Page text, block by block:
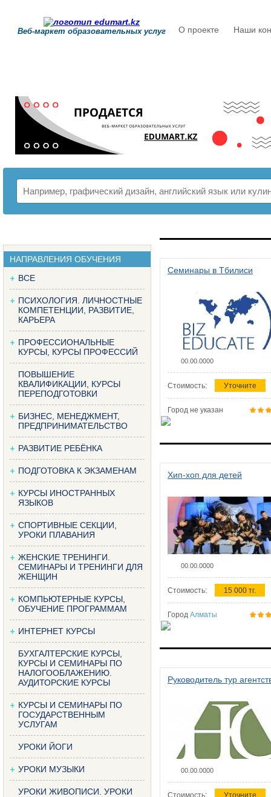
Веб-маркет образовательных услуг О проекте Наши
НАПРАВЛЕНИЯ ОБУЧЕНИЯ
ВСЕ
ПСИХОЛОГИЯ. ЛИЧНОСТНЫЕ
КОМПЕТЕНЦИИ, РАЗВИТИЕ,
КАРЬЕРА
ПРОФЕССИОНАЛЬНЫЕ
КУРСЫ, КУРСЫ ПРОФЕССИЙ
ПОВЫШЕНИЕ
КВАЛИФИКАЦИИ, КУРСЫ
ПЕРЕПОДГОТОВКИ
БИЗНЕС, МЕНЕДЖМЕНТ,
ПРЕДПРИНИМАТЕЛЬСТВО
РАЗВИТИЕ РЕБЁНКА
ПОДГОТОВКА К ЭКЗАМЕНАМ
КУРСЫ ИНОСТРАННЫХ
ЯЗЫКОВ
СПОРТИВНЫЕ СЕКЦИИ,
УРОКИ ПЛАВАНИЯ
ЖЕНСКИЕ ТРЕНИНГИ.
СЕМИНАРЫ И ТРЕНИНГИ ДЛЯ
ЖЕНЩИН
КОМПЬЮТЕРНЫЕ КУРСЫ,
ОБУЧЕНИЕ ПРОГРАММАМ
ИНТЕРНЕТ КУРСЫ
БУХГАЛТЕРСКИЕ КУРСЫ,
КУРСЫ И СЕМИНАРЫ ПО
НАЛОГООБЛАЖЕНИЮ.
АУДИТОРСКИЕ КУРСЫ
КУРСЫ И СЕМИНАРЫ ПО
ГОСУДАРСТВЕННЫМ
УСЛУГАМ
УРОКИ ЙОГИ
УРОКИ МУЗЫКИ
УРОКИ ЖИВОПИСИ. УРОКИ
Семинары в Тбилиси
00.00.0000
Стоимость: Уточните
Город не указан
Хип-хоп для детей
00.00.0000
Стоимость: 15 000 тг.
Город Алматы
Руководитель тур
00.00.0000
Стоимость: Уточните